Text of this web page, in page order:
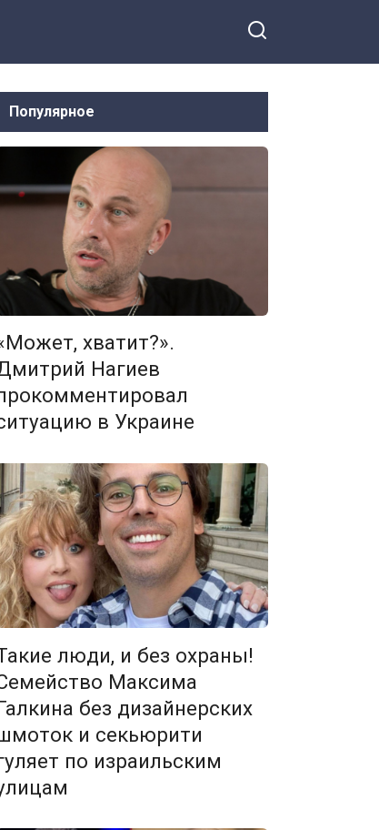
Популярное
хватит?».
Нагиев
в Украине
люди, и без охраны!
Максима
без дизайнерских
и секьюрити
по израильским